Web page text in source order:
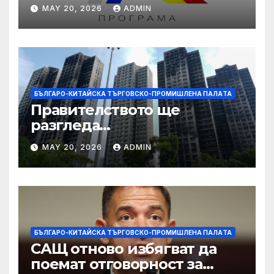
работниците с увреждания
MAY 20, 2026 ADMIN
БЪЛГАРО-КИТАЙСКА ТЪРГОВСКО-ПРОМИШЛЕНА ПАЛAТА
Правителството ще
разгледа
застрахователните
претенции на Wang Fuk
Court по план за обратно
изкупуване: Хоп
MAY 20, 2026 ADMIN
БЪЛГАРО-КИТАЙСКА ТЪРГОВСКО-ПРОМИШЛЕНА ПАЛAТА
САЩ отново избягват да
поемат отговорност за